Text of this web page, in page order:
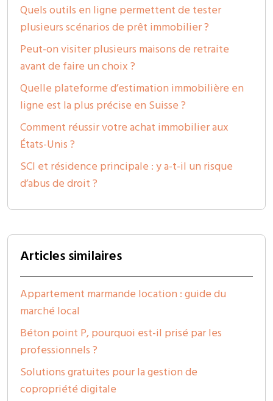
Quels outils en ligne permettent de tester
plusieurs scénarios de prêt immobilier ?
Peut-on visiter plusieurs maisons de retraite
avant de faire un choix ?
Quelle plateforme d’estimation immobilière en
ligne est la plus précise en Suisse ?
Comment réussir votre achat immobilier aux
États-Unis ?
SCI et résidence principale : y a-t-il un risque
d’abus de droit ?
Articles similaires
Appartement marmande location : guide du
marché local
Béton point P, pourquoi est-il prisé par les
professionnels ?
Solutions gratuites pour la gestion de
copropriété digitale